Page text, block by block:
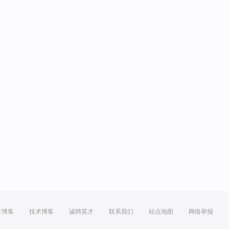
博客 技术博客 诚聘英才 联系我们 站点地图 网络举报